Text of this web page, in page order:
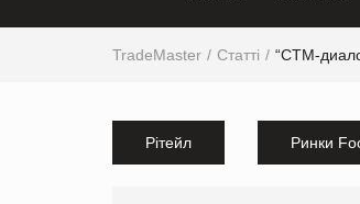
TradeMaster Статті “СТМ-
Рітейл Ринки